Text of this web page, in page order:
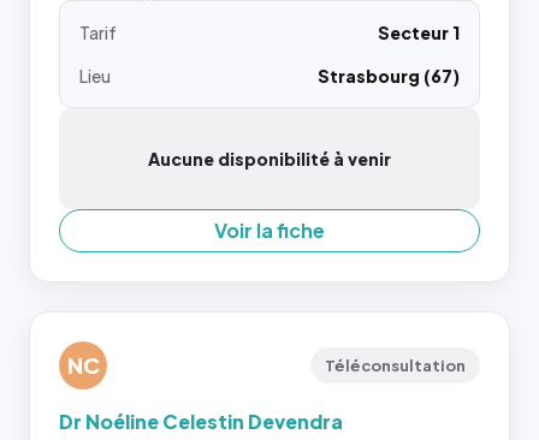
Tarif
Secteur 1
Lieu
Strasbourg (67)
Aucune disponibilité à venir
Voir la fiche
NC Téléconsultation
Dr Noéline Celestin Devendra